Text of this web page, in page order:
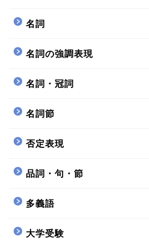
名詞
名詞の強調表現
名詞・冠詞
名詞節
否定表現
品詞・句・節
多義語
大学受験